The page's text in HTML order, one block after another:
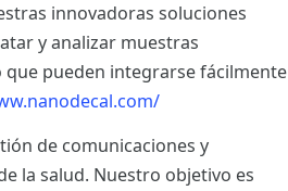
innovadoras soluciones
y analizar muestras
pueden integrarse fácilmente
de comunicaciones y
la salud. Nuestro objetivo es